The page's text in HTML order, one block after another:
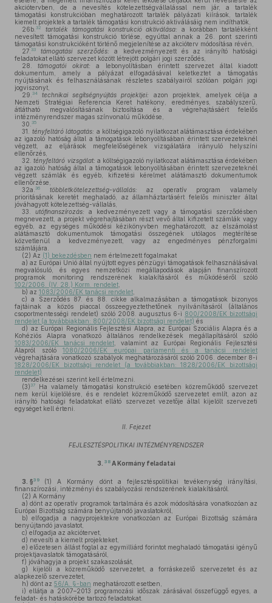
akciótervben, de a nevesítés kötelezettségvállalással nem jár, a tartalék
támogatási konstrukcióban meghatározott tartalék pályázati kiírások, tartalék
kiemelt projektek a tartalék támogatási konstrukció aktiválásáig nem indíthatók,
26b. 32 tartalék támogatási konstrukció aktiválása:
a korábban tartalékként
nevesített támogatási konstrukció törlése, egyúttal annak a 26. pont szerinti
támogatási konstrukcióként történő megjelenítése az akcióterv módosítása révén,
27. 33 támogatási szerződés:a kedvezményezett és az irányító hatósági
feladatokat ellátó szervezet között létrejött polgári jogi szerződés,
28.
támogatói okirat:a lebonyolításban érintett szervezet által kiadott
dokumentum, amely a pályázat elfogadásával keletkeztet a támogatás
nyújtásának és felhasználásának részletes szabályairól szólóan polgári jogi
jogviszonyt,
29. 34 technikai segítségnyújtás projektjei: azon projektek, amelyek célja a
Nemzeti Stratégiai Referencia Keret hatékony, eredményes, szabályszerű,
átlátható megvalósításának biztosítása és a végrehajtásáért felelős
intézményrendszer magas színvonalú működése,
30. 35
31. tényfeltáró látogatás: a költségigazoló nyilatkozat alátámasztása érdekében
az igazoló hatóság által a támogatások lebonyolításában érintett szervezeteknél
végzett, az eljárások megfelelőségének vizsgálatára irányuló helyszíni
ellenőrzés,
32.
tényfeltáró vizsgálat: a költségigazoló nyilatkozat alátámasztása érdekében
az igazoló hatóság által a támogatások lebonyolításában érintett szervezeteknél
végzett számlák és egyéb, kifizetési kérelmet alátámasztó dokumentumok
ellenőrzése,
32a. 36 többletkötelezettség-vállalás: az operatív program valamely
prioritásának keretét meghaladó, az államháztartásért felelős miniszter által
jóváhagyott kötelezettség-vállalás,
33.
utófinanszírozás: a kedvezményezett vagy a támogatási szerződésben
megnevezett, a projekt végrehajtásában részt vevő által kifizetett számlák vagy
egyéb, az egységes működési kézikönyvben meghatározott, az elszámolást
alátámasztó dokumentumok támogatási összegének utólagos megtérítése
közvetlenül a kedvezményezett, vagy az engedményes pénzforgalmi
számlájára.
(2) Az (1) bekezdésben nem értelmezett fogalmakat
a) az Európai Unió által nyújtott egyes pénzügyi támogatások felhasználásával
megvalósuló, és egyes nemzetközi megállapodások alapján finanszírozott
programok monitoring rendszerének kialakításáról és működéséről szóló
102/2006. (IV. 28.) Korm. rendelet
b) az 1083/2006/EK tanácsi rendelet
c) a Szerződés 87. és 88. cikke alkalmazásában a támogatások bizonyos
fajtáinak a közös piaccal összeegyeztethetőnek nyilvánításáról (általános
csoportmentességi rendelet) szóló 2008. augusztus 6-i 800/2008/EK bizottsági
rendelet (a továbbiakban: 800/2008/EK bizottsági rendelet) és
d) az Európai Regionális Fejlesztési Alapra, az Európai Szociális Alapra és a
Kohéziós Alapra vonatkozó általános rendelkezések megállapításáról szóló
1083/2006/EK tanácsi rendelet , valamint az Európai Regionális Fejlesztési
Alapról szóló1080/2006/EK európai parlamenti és a tanácsi rendelet
végrehajtására vonatkozó szabályok meghatározásáról szóló 2006. december 8-i
1828/2006/EK bizottsági rendelet (a továbbiakban: 1828/2006/EK bizottsági
rendelet)
rendelkezései szerint kell értelmezni.
(3) 37
Ha valamely támogatási konstrukció esetében közreműködő szervezet
nem kerül kijelölésre, és e rendelet közreműködő szervezetet említ, azon az
irányító hatósági feladatokat ellátó szervezet vezetője által kijelölt szervezeti
egységet kell érteni.
II. Fejezet
FEJLESZTÉSPOLITIKAI INTÉZMÉNYRENDSZER
3. 38A Kormány feladatai
3. §39 (1) A Kormány dönt a fejlesztéspolitikai tevékenység irányítási,
finanszírozási, intézményi és szabályozási rendszerének kialakításáról.
(2) A Kormány
a) dönt az operatív programok tartalmára és azok módosítására vonatkozóan az
Európai Bizottság számára benyújtandó javaslatokról,
b) elfogadja a nagyprojektekre vonatkozóan az Európai Bizottság számára
benyújtandó javaslatot,
c) elfogadja az akciótervet,
d) nevesíti a kiemelt projekteket,
e) előzetesen állást foglal az egymilliárd forintot meghaladó támogatási igényű
projektjavaslatok támogatásáról,
f) jóváhagyja a projekt szakaszolását,
g) kijelöli a közreműködő szervezetet, a forráskezelő szervezetet és az
alapkezelő szervezetet,
h) dönt az 56/A. §-ban meghatározott esetben,
i) ellátja a 2007–2013 programozási időszak zárásával összefüggő egyes, a
feladat- és hatáskörébe tartozó feladatokat.